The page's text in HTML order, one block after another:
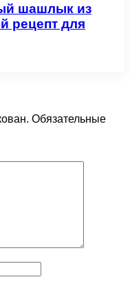
шашлык из
рецепт для
Обязательные